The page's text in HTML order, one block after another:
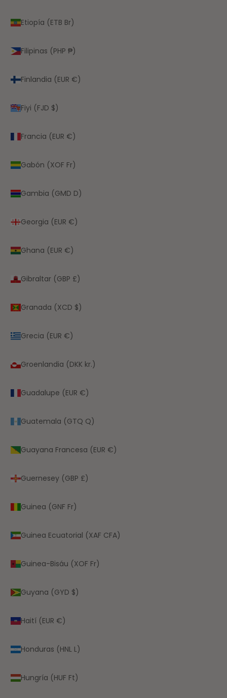
Etiopía (ETB Br)
Filipinas (PHP ₱)
Finlandia (EUR €)
Fiyi (FJD $)
Francia (EUR €)
Gabón (XOF Fr)
Gambia (GMD D)
Georgia (EUR €)
Ghana (EUR €)
Gibraltar (GBP £)
Granada (XCD $)
Grecia (EUR €)
Groenlandia (DKK kr.)
Guadalupe (EUR €)
Guatemala (GTQ Q)
Guayana Francesa (EUR €)
Guernesey (GBP £)
Guinea (GNF Fr)
Guinea Ecuatorial (XAF CFA)
Guinea-Bisáu (XOF Fr)
Guyana (GYD $)
Haití (EUR €)
Honduras (HNL L)
Hungría (HUF Ft)